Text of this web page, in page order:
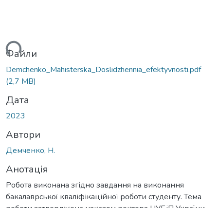
Файли
Demchenko_Mahisterska_Doslidzhennia_efektyvnosti.pdf
(2,7 MB)
Дата
2023
Автори
Демченко, Н.
Анотація
Робота виконана згідно завдання на виконання
бакалаврської кваліфікаційної роботи студенту. Тема